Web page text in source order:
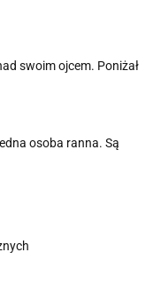
swoim ojcem. Poniżał
osoba ranna. Są